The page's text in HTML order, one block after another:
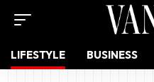
LIFESTYLE BUSINESS